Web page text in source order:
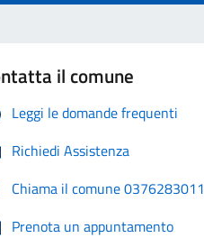
il comune
Leggi le domande frequenti
Richiedi Assistenza
Chiama il comune 0376283011
Prenota un appuntamento